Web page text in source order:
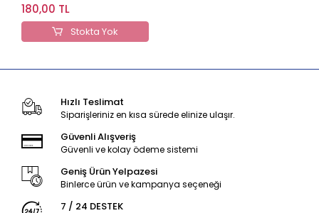
180,00 TL
Stokta Yok
Hızlı Teslimat
Siparişleriniz en kısa sürede elinize ulaşır.
Güvenli Alışveriş
Güvenli ve kolay ödeme sistemi
Geniş Ürün Yelpazesi
Binlerce ürün ve kampanya seçeneği
7 / 24 DESTEK